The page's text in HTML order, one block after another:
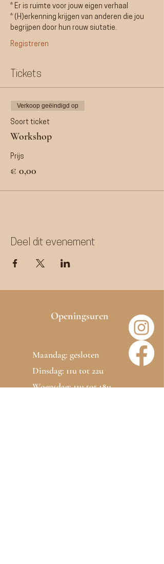
* Er is ruimte voor jouw eigen verhaal
* (H)erkenning krijgen van anderen die jou
begrijpen door hun rouw siutatie.
Registreren
Tickets
Verkoop geëindigd op
Soort ticket
Workshop
Prijs
€ 0,00
Deel dit evenement
Openingsuren
Maandag: gesloten
Dinsdag: 11u tot 22u
Woensdag: 11u tot 18u